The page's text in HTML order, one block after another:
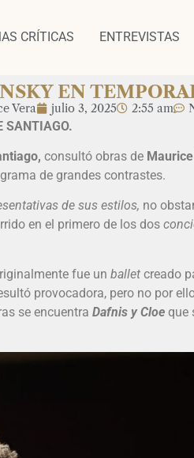
CRÍTICAS ENTREVISTAS
EN
Vera julio 3, 2025 2:55 am
SANTIAGO.
consultó obras de
de grandes contrastes.
de sus estilos, no
en el primero de los dos
fue un ballet creado
provocadora, pero no por
se encuentra Dafnis y Cloe que